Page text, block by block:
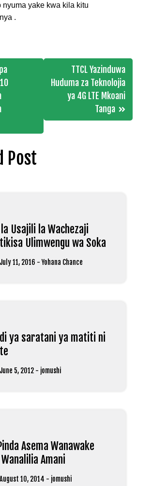
nyuma yake kwa kila kitu
.
TTCL Yazinduwa
Huduma za Teknolojia
ya 4G LTE Mkoani
Tanga
Post
Usajili la Wachezaji
Ulimwengu wa Soka
July 11, 2016 -Yohana Chance
ya saratani ya matiti ni
June 5, 2012 - jomushi
Asema Wanawake
Amani
August 10, 2014 - jomushi